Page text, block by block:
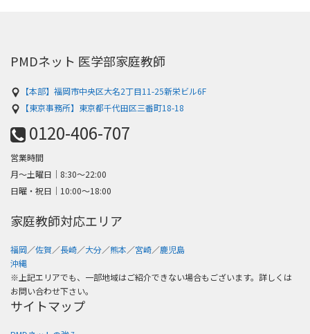
PMDネット 医学部家庭教師
【本部】福岡市中央区大名2丁目11-25新栄ビル6F
【東京事務所】東京都千代田区三番町18-18
0120-406-707
営業時間
月～土曜日│8:30〜22:00
日曜・祝日│10:00〜18:00
家庭教師対応エリア
福岡／佐賀／長崎／大分／熊本／宮崎／鹿児島
沖縄
※上記エリアでも、一部地域はご紹介できない場合もございます。詳しくは
お問い合わせ下さい。
サイトマップ